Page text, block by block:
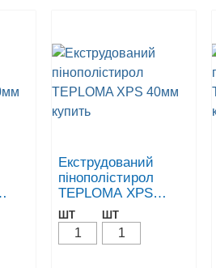
Екструдований
пінополістирол
TEPLOMA XPS
40мм
ШТ ШТ